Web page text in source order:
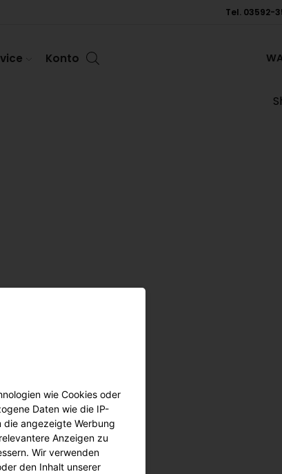
Tel. 03592-
Konto
wie Cookies oder
Daten wie die IP-
die angezeigte Werbung
Anzeigen zu
Wir verwenden
den Inhalt unserer